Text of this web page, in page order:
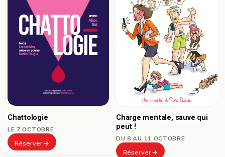
Chattologie
LE 7 OCTOBRE
Réserver
Charge mentale, sauve qui
peut !
DU 8 AU 11 OCTOBRE
Réserver